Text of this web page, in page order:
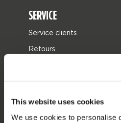
This website uses cookies
We use cookies to personalise
SERVICE
Service clients
Retours
Commander et payer
Garantie et Réparations
Localisateur de shop